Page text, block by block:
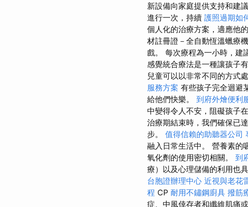
新設備向家庭提供支持和建議
進行一次，持續 護照過期如
個人化的治療方案，適應他
材註冊證－全自動恆溫蠟療
戲。 每次療程為一小時，
感覺統合療法是一種讓孩子
兒童可以以非常不同的方式
服務方案 有些孩子完全迴避
給他們快樂。 到府外燴便利
中變得令人不安，阻礙孩子
治療期結束時，我們確保已
步。 值得信賴的助聽器公司
融入日常生活中。 營養素的
氧化劑的使用密切相關。 到
療）以及心理儲備的利用也
台胞證辦理中心 近視與老花
程 CP 耐用不鏽鋼廚具 撥筋
症、中風倖存者和纖維肌痛